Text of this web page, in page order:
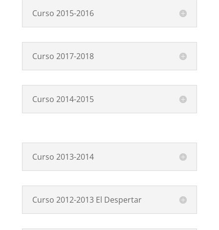
Curso 2015-2016
Curso 2017-2018
Curso 2014-2015
Curso 2013-2014
Curso 2012-2013 El Despertar